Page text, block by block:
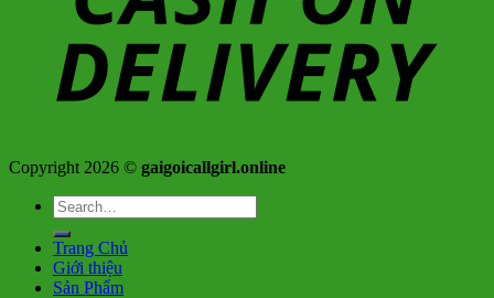
Copyright 2026 © gaigoicallgirl.online
Search
for:
Trang Chủ
Giới thiệu
Sản Phẩm